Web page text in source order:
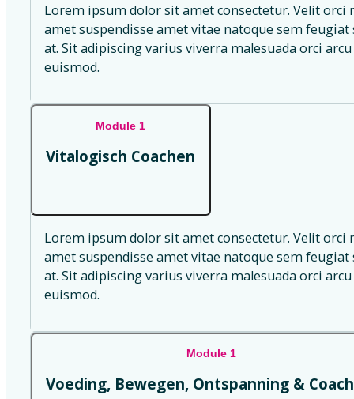
Lorem ipsum dolor sit amet consectetur. Velit
amet suspendisse amet vitae natoque sem
at. Sit adipiscing varius viverra malesuada orci
euismod.
Module 1
Vitalogisch Coachen
Lorem ipsum dolor sit amet consectetur. Velit
amet suspendisse amet vitae natoque sem
at. Sit adipiscing varius viverra malesuada orci
euismod.
Module 1
Voeding, Bewegen, Ontspanning &